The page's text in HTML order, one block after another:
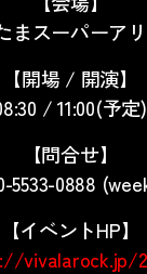
まスーパーア
【開場 / 開演】
/ 11:00(予定)
【問合せ】
5533-0888
【イベントHP】
vivalarock.jp/